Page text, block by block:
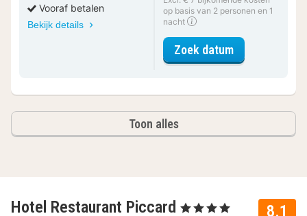
Vooraf betalen
Bekijk details
op basis van 2 personen en 1
nacht
Zoek datumvoor Comfort
Toon alles
8.1
Hotel Restaurant Piccard , 4 Sterren